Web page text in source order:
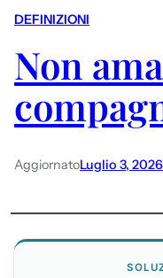
DEFINIZIONI
Non
AggiornatoLuglio 3, 2026